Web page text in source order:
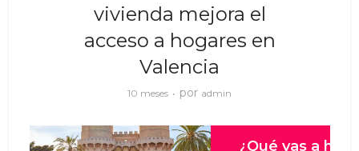
vivienda mejora el
acceso a hogares en
Valencia
10 meses por admin